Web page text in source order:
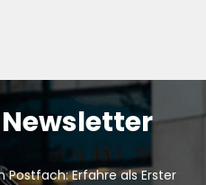
Postfach: Erfahre als Erster